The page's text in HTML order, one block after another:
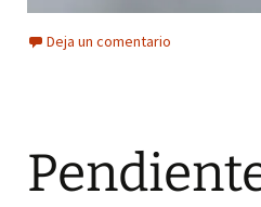
Deja un comentario